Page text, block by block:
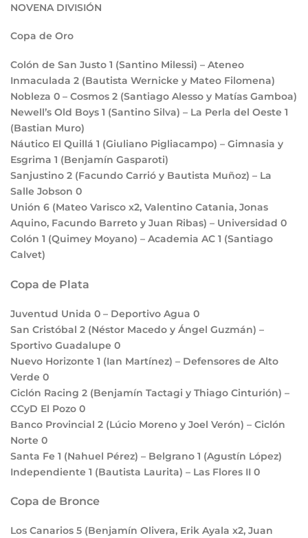
NOVENA DIVISIÓN
Copa de Oro
Colón de San Justo 1 (Santino Milessi) – Ateneo
Inmaculada 2 (Bautista Wernicke y Mateo Filomena)
Nobleza 0 – Cosmos 2 (Santiago Alesso y Matías Gamboa)
Newell’s Old Boys 1 (Santino Silva) – La Perla del Oeste 1
(Bastian Muro)
Náutico El Quillá 1 (Giuliano Pigliacampo) – Gimnasia y
Esgrima 1 (Benjamín Gasparoti)
Sanjustino 2 (Facundo Carrió y Bautista Muñoz) – La
Salle Jobson 0
Unión 6 (Mateo Varisco x2, Valentino Catania, Jonas
Aquino, Facundo Barreto y Juan Ribas) – Universidad 0
Colón 1 (Quimey Moyano) – Academia AC 1 (Santiago
Calvet)
Copa de Plata
Juventud Unida 0 – Deportivo Agua 0
San Cristóbal 2 (Néstor Macedo y Ángel Guzmán) –
Sportivo Guadalupe 0
Nuevo Horizonte 1 (Ian Martínez) – Defensores de Alto
Verde 0
Ciclón Racing 2 (Benjamín Tactagi y Thiago Cinturión) –
CCyD El Pozo 0
Banco Provincial 2 (Lúcio Moreno y Joel Verón) – Ciclón
Norte 0
Santa Fe 1 (Nahuel Pérez) – Belgrano 1 (Agustín López)
Independiente 1 (Bautista Laurita) – Las Flores II 0
Copa de Bronce
Los Canarios 5 (Benjamín Olivera, Erik Ayala x2, Juan